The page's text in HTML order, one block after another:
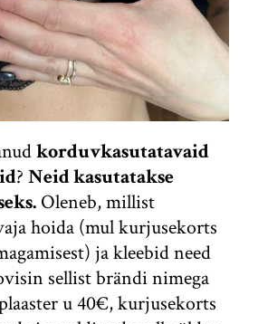
korduvkasutatavaid
? Neid kasutatakse
Oleneb, millist
hoida (mul kurjusekorts
ja kleebid need
sellist brändi nimega
u 40€, kurjusekorts